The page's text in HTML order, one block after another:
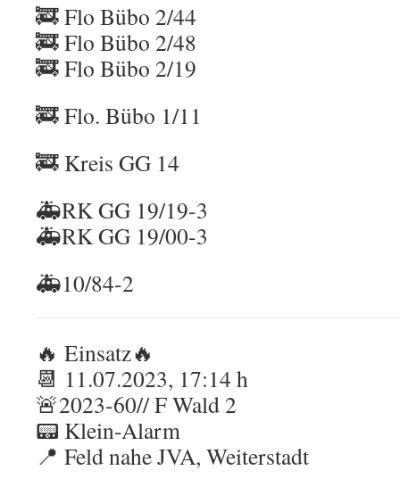
🚒 Flo Bübo 2/44
🚒 Flo Bübo 2/48
🚒 Flo Bübo 2/19
🚒 Flo. Bübo 1/11
🚒 Kreis GG 14
🚑RK GG 19/19-3
🚑RK GG 19/00-3
🚑10/84-2
🔥 Einsatz🔥
📆 11.07.2023, 17:14 h
🚨2023-60// F Wald 2
📟 Klein-Alarm
📍 Feld nahe JVA, Weiterstadt